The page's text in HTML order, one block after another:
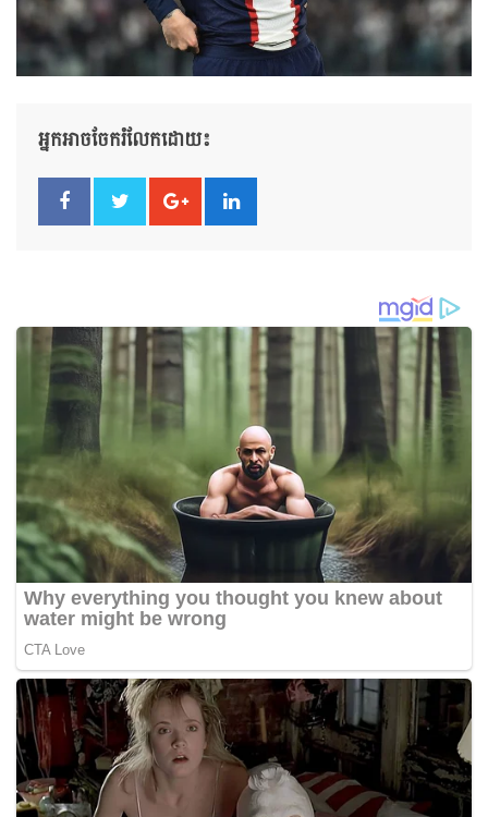
អ្នកអាចចែករំលែកដោយ៖